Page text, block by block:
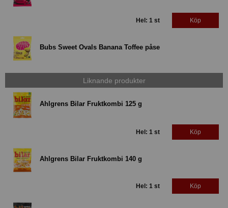
Hel: 1 st Köp
Bubs Sweet Ovals Banana Toffee påse
Liknande produkter
Ahlgrens Bilar Fruktkombi 125 g
Hel: 1 st Köp
Ahlgrens Bilar Fruktkombi 140 g
Hel: 1 st Köp